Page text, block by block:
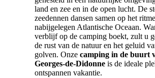
land en zee en in de open lucht. De
zeedennen dansen samen op het
nabijgelegen Atlantische Oceaan.
verblijf op de camping boekt, zult u
de rust van de natuur en het geluid
golven. Onze camping in de buurt
Georges-de-Didonne is de ideale
ontspannen vakantie.